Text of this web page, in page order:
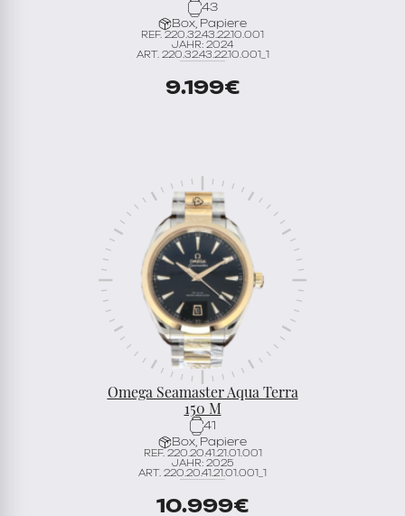
43
Box, Papiere
REF. 220.32.43.22.10.001
JAHR: 2024
ART. 220.32.43.22.10.001_1
9.199€
Omega Seamaster Aqua Terra
150 M
41
Box, Papiere
REF. 220.20.41.21.01.001
JAHR: 2025
ART. 220.20.41.21.01.001_1
10.999€